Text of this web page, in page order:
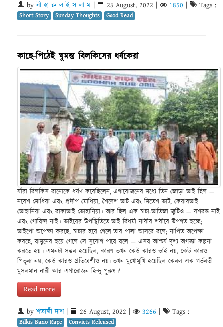
byনী হা রু ল ই স লা ম 28 August, 2022 1850 Tags :
Short Story Sunday Thoughts Good Read
কাছে-পিঠেই ঘুমন্ত বিলকিসের ধর্ষকেরা
যাঁরা বিলকিস বানোকে ধর্ষণ করেছিলেন, এগারোজনের মধ্যে তিন জোড়া ভাই ছিল —
নরেশ মোধিয়া এবং প্রদীপ মোধিয়া, শৈলেশ ভাট এবং মিতেশ ভাট, কেয়ারভাই
ভোহানিয়া এবং বাকাভাই ভোহানিয়া। আর ছিল এক চাচা-ভাতিজা জুটিও — যশবন্ত নাই
এবং গোবিন্দ নাই। ভাইয়ের উপস্থিতিতে ভাই বিধর্মী নারীর শরীরে উপগত হচ্ছে;
ভাইপো অপেক্ষা করছে, চাচার হয়ে গেলে তার পালা আসবে বলে; নাপিত অপেক্ষা
করছে, বামুনের হয়ে গেলে সে সুযোগ পাবে বলে — এসব আশ্চর্য দৃশ্য অগত্যা কল্পনা
করতে হয়। এমনটা সম্ভব হয়েছিল, কারণ তখন কেউ কারও ভাই নয়, কেউ কারও
পিতৃব্য নয়, কেউ কারও প্রতিবেশীও নয়৷ তখন মুখোমুখি হয়েছিল কেবল এক গর্ভবতী
মুসলমান নারী আর এগারোজন হিন্দু পুরুষ।'
Read more
byশতাব্দী দাশ| 26 August, 2022 3266 Tags :
Bilkis Bano Rape Convicts Released